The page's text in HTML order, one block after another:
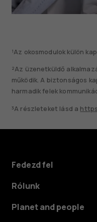
¹Az okosmodulok külön
²Az üzenetküldő
működik. A biztonságos
harmadik felek
³A részleteket lásd a
Fedezd fel
Rólunk
Planet and people